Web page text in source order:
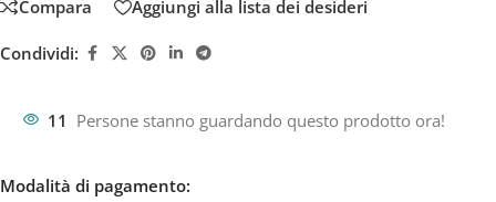
Compara Aggiungi alla lista dei desideri
Condividi:
11 Persone stanno guardando questo prodotto ora!
Modalità di pagamento: